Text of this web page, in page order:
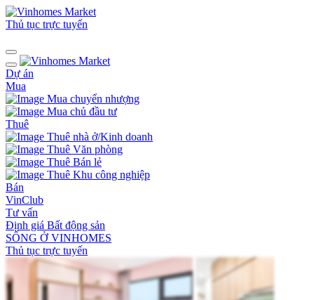
Thủ tục trực tuyến
Dự án
Mua
Mua chuyển nhượng
Mua chủ đầu tư
Thuê
Thuê nhà ở/Kinh doanh
Thuê Văn phòng
Thuê Bán lẻ
Thuê Khu công nghiệp
Bán
VinClub
Tư vấn
Định giá Bất động sản
SỐNG Ở VINHOMES
Thủ tục trực tuyến